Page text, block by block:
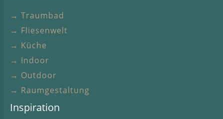
→ Traumbad
→ Fliesenwelt
→ Küche
→ Indoor
→ Outdoor
→ Raumgestaltung
Inspiration